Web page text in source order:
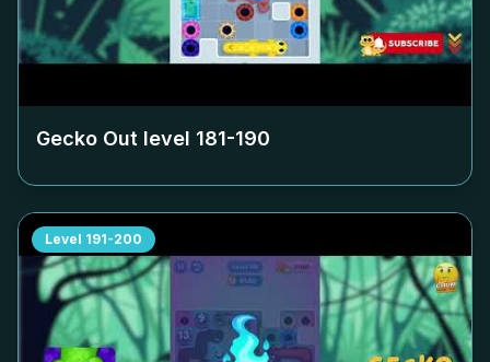
Gecko Out level 181-190
Level 191-200